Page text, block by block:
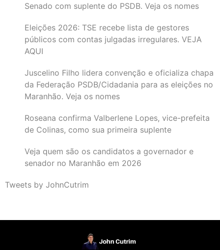
Senado com suplente do PSDB. Veja os nomes
Eleições 2026: TSE recebe lista de gestores
públicos com contas julgadas irregulares. VEJA
AQUI
Juscelino Filho lidera convenção e oficializa chapa
da Federação PSDB/Cidadania para as eleições no
Maranhão. Veja os nomes
Roseana confirma Valberlene Lopes, vice-prefeita
de Colinas, como sua primeira suplente
Veja quem são os candidatos a governador e
senador no Maranhão em 2026
Tweets by JohnCutrim